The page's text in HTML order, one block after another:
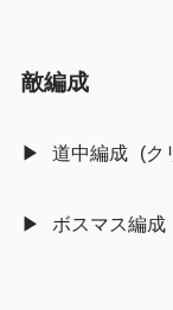
敵編成
道中編成
ボスマス編成